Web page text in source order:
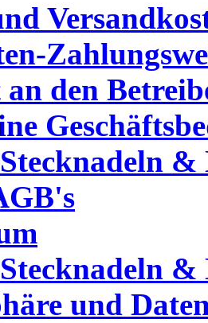
den
und